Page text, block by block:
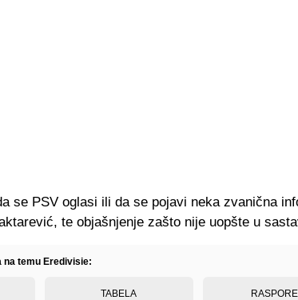
se PSV oglasi ili da se pojavi neka zvanična
te objašnjenje zašto nije uopšte u
temu Eredivisie:
TABELA